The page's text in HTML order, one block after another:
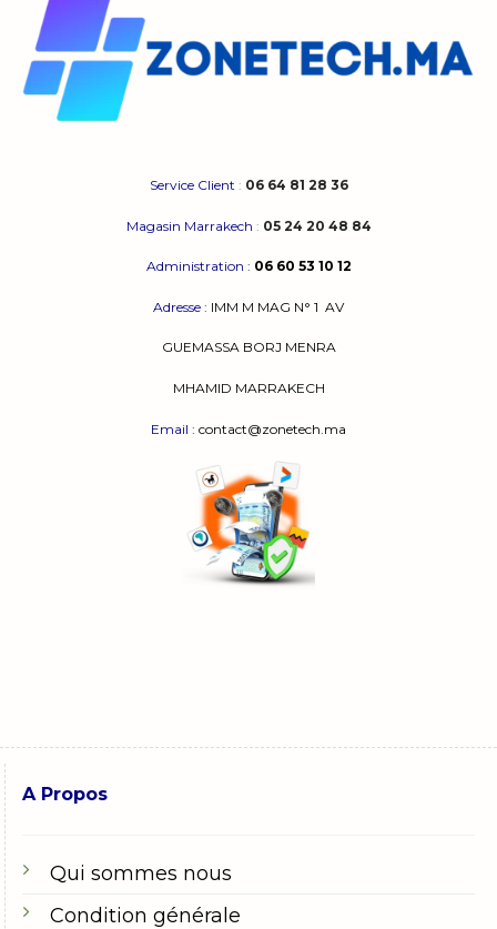
Service Client : 06 64 81 28 36
Magasin Marrakech : 05 24 20 48 84
Administration : 06 60 53 10 12
Adresse : IMM M MAG N° 1 AV
GUEMASSA BORJ MENRA
MHAMID MARRAKECH
Email : contact@zonetech.ma
A Propos
Qui sommes nous
Condition générale